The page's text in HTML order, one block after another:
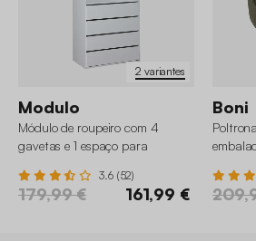
2 variantes
Modulo
Módulo de roupeiro com 4
gavetas e 1 espaço para
3.6 (52)
179,99 € 161,99 €
Boni